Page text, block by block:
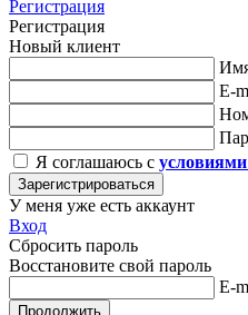
Регистрация
Регистрация
Новый клиент
E-
Я соглашаюсь с
Зарегистрироваться
У меня уже есть аккаунт
Вход
Сбросить пароль
Восстановите свой пароль
E-
Продолжить